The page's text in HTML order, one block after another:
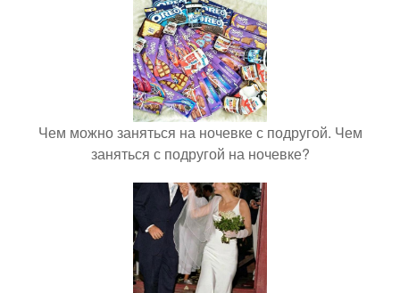
Чем можно заняться на ночевке с подругой. Чем
заняться с подругой на ночевке?